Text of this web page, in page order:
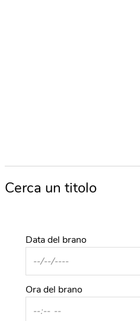
Cerca un titolo
Data del brano
Ora del brano